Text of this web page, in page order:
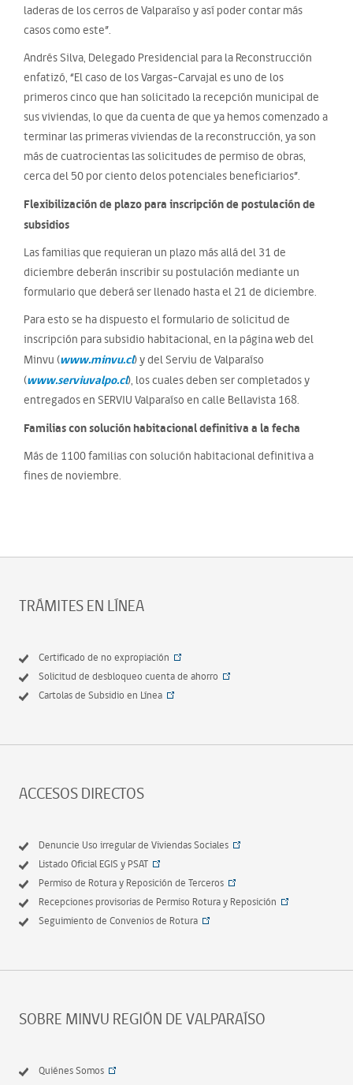
laderas de los cerros de Valparaíso y así poder contar más
casos como este”.
Andrés Silva, Delegado Presidencial para la Reconstrucción
enfatizó, “El caso de los Vargas-Carvajal es uno de los
primeros cinco que han solicitado la recepción municipal de
sus viviendas, lo que da cuenta de que ya hemos comenzado a
terminar las primeras viviendas de la reconstrucción, ya son
más de cuatrocientas las solicitudes de permiso de obras,
cerca del 50 por ciento delos potenciales beneficiarios”.
Flexibilización de plazo para inscripción de postulación de
subsidios
Las familias que requieran un plazo más allá del 31 de
diciembre deberán inscribir su postulación mediante un
formulario que deberá ser llenado hasta el 21 de diciembre.
Para esto se ha dispuesto el formulario de solicitud de
inscripción para subsidio habitacional, en la página web del
Minvu (www.minvu.cl) y del Serviu de Valparaíso
(www.serviuvalpo.cl), los cuales deben ser completados y
entregados en SERVIU Valparaíso en calle Bellavista 168.
Familias con solución habitacional definitiva a la fecha
Más de 1100 familias con solución habitacional definitiva a
fines de noviembre.
TRÁMITES EN LÍNEA
Certificado de no expropiación
Solicitud de desbloqueo cuenta de ahorro
Cartolas de Subsidio en Línea
ACCESOS DIRECTOS
Denuncie Uso irregular de Viviendas Sociales
Listado Oficial EGIS y PSAT
Permiso de Rotura y Reposición de Terceros
Recepciones provisorias de Permiso Rotura y Reposición
Seguimiento de Convenios de Rotura
SOBRE MINVU REGIÓN DE VALPARAÍSO
Quiénes Somos